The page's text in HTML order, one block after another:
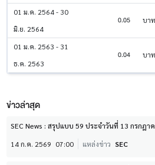
01 ม.ค. 2564 - 30
มิ.ย. 2564
0.05 บาท
01 ม.ค. 2563 - 31
ธ.ค. 2563
0.04 บาท
ข่าวล่าสุด
SEC News : สรุปแบบ 59 ประจำวันที่ 13 กรกฎา
14 ก.ค. 2569 07:00 แหล่งข่าว SEC